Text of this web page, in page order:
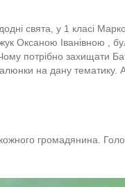
свята, у 1 класі
Оксаною Іванівною ,
потрібно захищати
на дану тематику.
громадянина.